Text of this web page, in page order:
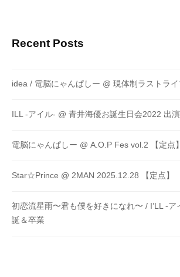
Recent Posts
idea / 電脳にゃんぱしー @ 現体制ラストライ
ILL -アイル- @ 青井海優お誕生日会2022 出演
電脳にゃんぱしー @ A.O.P Fes vol.2 【定点】
Star☆Prince @ 2MAN 2025.12.28 【定点】
初恋流星雨〜君も僕を好きになれ〜 / I’LL -ア
誕＆卒業